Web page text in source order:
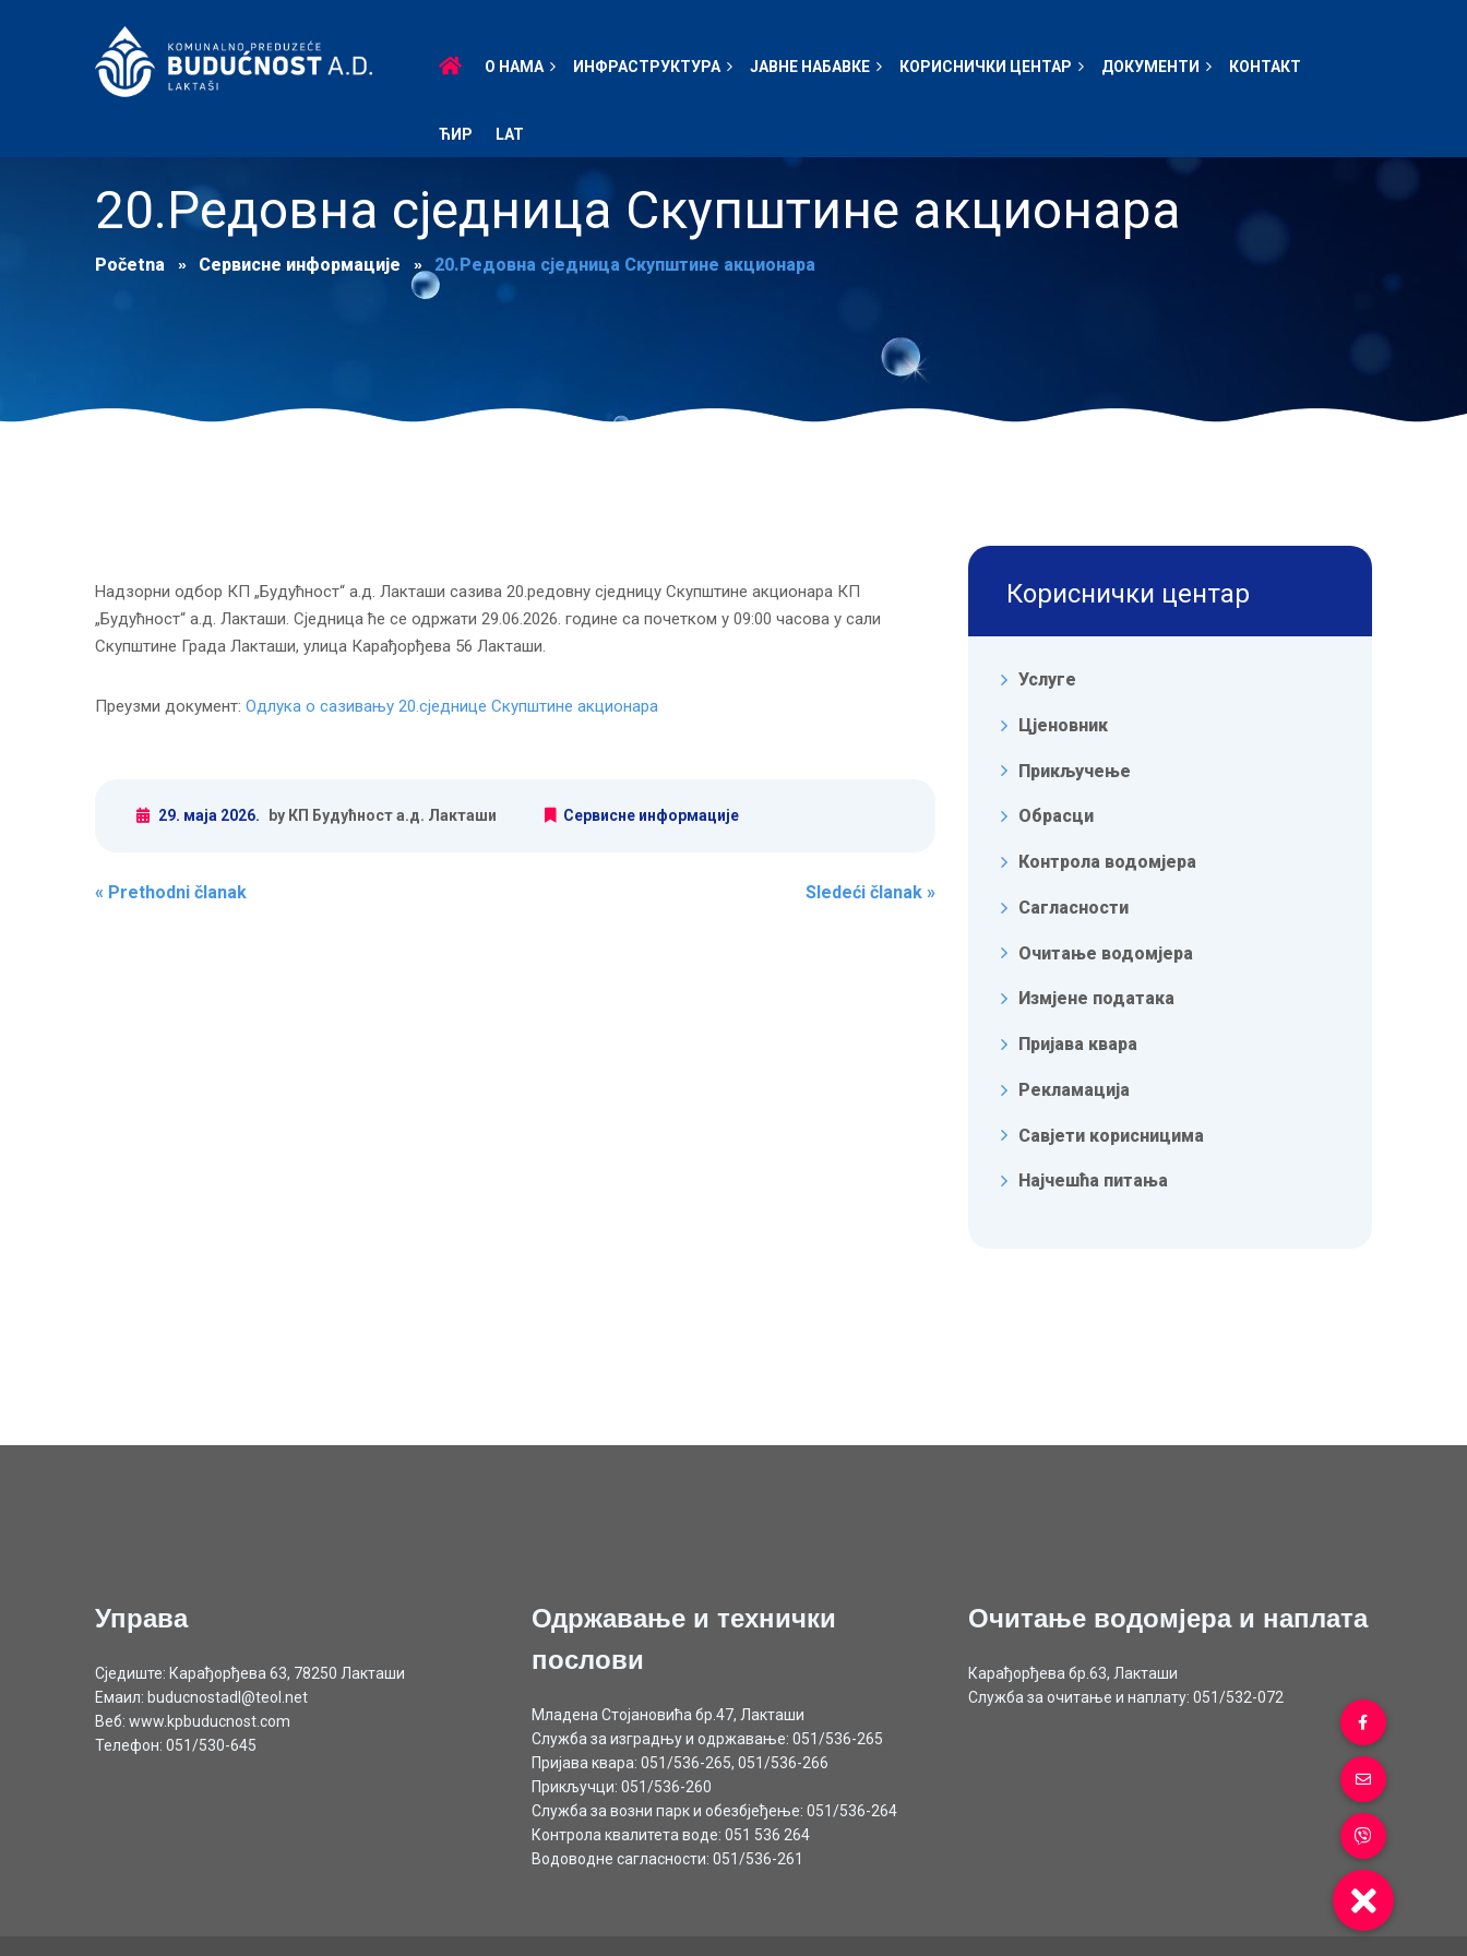
О НАМА ИНФРАСТРУКТУРА ЈАВНЕ НАБАВКЕ КОРИСНИЧКИ ЦЕНТАР ДОКУМЕНТИ КОНТАКТ
ЋИР LAT
20.Редовна сједница Скупштине акционара
Početna Сервисне информације 20.Редовна сједница Скупштине акционара
Надзорни одбор КП „Будућност“ а.д. Лакташи сазива 20.редовну сједницу Скупштине акционара КП
„Будућност“ а.д. Лакташи. Сједница ће се одржати 29.06.2026. године са почетком у 09:00 часова у сали
Скупштине Града Лакташи, улица Карађорђева 56 Лакташи.
Преузми документ: Одлука о сазивању 20.сједнице Скупштине акционара
29. маја 2026. by КП Будућност а.д. Лакташи Сервисне информације
Post navigation
« Prethodni članak Sledeći članak »
Кориснички центар
Услуге
Цјеновник
Прикључење
Обрасци
Контрола водомјера
Сагласности
Очитање водомјера
Измјене података
Пријава квара
Рекламација
Савјети корисницима
Најчешћа питања
Управа
Сједиште: Карађорђева 63, 78250 Лакташи
Емаил: buducnostadl@teol.net
Веб: www.kpbuducnost.com
Телефон: 051/530-645
Одржавање и технички
послови
Младена Стојановића бр.47, Лакташи
Служба за изградњу и одржавање: 051/536-265
Пријава квара: 051/536-265, 051/536-266
Прикључци: 051/536-260
Служба за возни парк и обезбјеђење: 051/536-264
Контрола квалитета воде: 051 536 264
Водоводне сагласности: 051/536-261
Очитање водомјера и наплата
Карађорђева бр.63, Лакташи
Служба за очитање и наплату: 051/532-072